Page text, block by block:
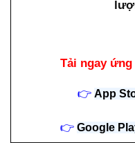
Tải ngay
👉 App
👉 Google